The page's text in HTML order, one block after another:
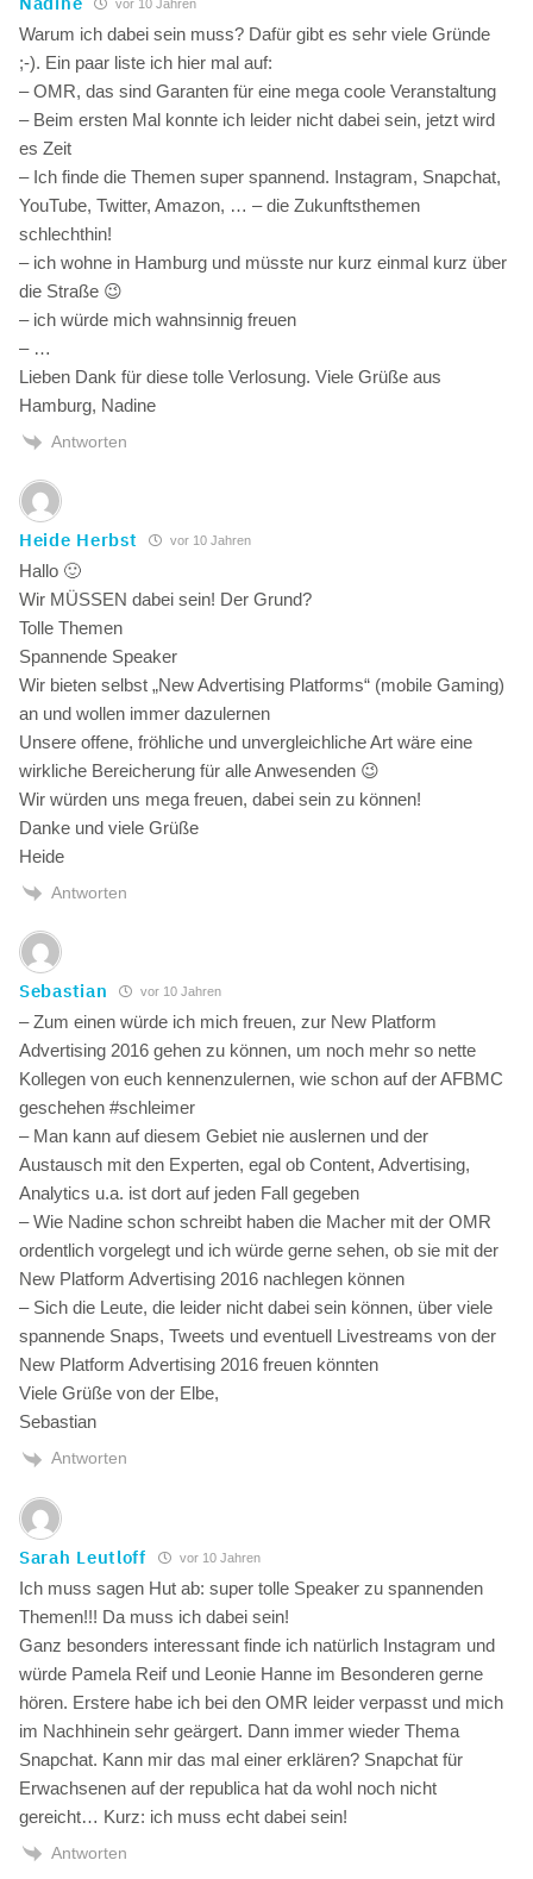
vor 10 Jahren
Warum ich dabei sein muss? Dafür gibt es sehr viele Gründe
;-). Ein paar liste ich hier mal auf:
– OMR, das sind Garanten für eine mega coole Veranstaltung
– Beim ersten Mal konnte ich leider nicht dabei sein, jetzt wird
es Zeit
– Ich finde die Themen super spannend. Instagram, Snapchat,
YouTube, Twitter, Amazon, … – die Zukunftsthemen
schlechthin!
– ich wohne in Hamburg und müsste nur kurz einmal kurz über
die Straße 😉
– ich würde mich wahnsinnig freuen
– …
Lieben Dank für diese tolle Verlosung. Viele Grüße aus
Hamburg, Nadine
Antworten
Heide Herbst vor 10 Jahren
Hallo 🙂
Wir MÜSSEN dabei sein! Der Grund?
Tolle Themen
Spannende Speaker
Wir bieten selbst „New Advertising Platforms“ (mobile Gaming)
an und wollen immer dazulernen
Unsere offene, fröhliche und unvergleichliche Art wäre eine
wirkliche Bereicherung für alle Anwesenden 😉
Wir würden uns mega freuen, dabei sein zu können!
Danke und viele Grüße
Heide
Antworten
Sebastian vor 10 Jahren
– Zum einen würde ich mich freuen, zur New Platform
Advertising 2016 gehen zu können, um noch mehr so nette
Kollegen von euch kennenzulernen, wie schon auf der AFBMC
geschehen #schleimer
– Man kann auf diesem Gebiet nie auslernen und der
Austausch mit den Experten, egal ob Content, Advertising,
Analytics u.a. ist dort auf jeden Fall gegeben
– Wie Nadine schon schreibt haben die Macher mit der OMR
ordentlich vorgelegt und ich würde gerne sehen, ob sie mit der
New Platform Advertising 2016 nachlegen können
– Sich die Leute, die leider nicht dabei sein können, über viele
spannende Snaps, Tweets und eventuell Livestreams von der
New Platform Advertising 2016 freuen könnten
Viele Grüße von der Elbe,
Sebastian
Antworten
Sarah Leutloff vor 10 Jahren
Ich muss sagen Hut ab: super tolle Speaker zu spannenden
Themen!!! Da muss ich dabei sein!
Ganz besonders interessant finde ich natürlich Instagram und
würde Pamela Reif und Leonie Hanne im Besonderen gerne
hören. Erstere habe ich bei den OMR leider verpasst und mich
im Nachhinein sehr geärgert. Dann immer wieder Thema
Snapchat. Kann mir das mal einer erklären? Snapchat für
Erwachsenen auf der republica hat da wohl noch nicht
gereicht… Kurz: ich muss echt dabei sein!
Antworten